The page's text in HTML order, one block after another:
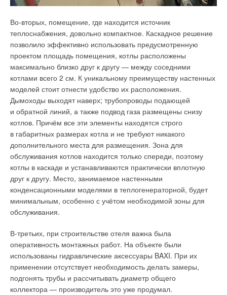
Во-вторых, помещение, где находится источник
теплоснабжения, довольно компактное. Каскадное решение
позволило эффективно использовать предусмотренную
проектом площадь помещения, котлы расположены
максимально близко друг к другу — между соседними
котлами всего 2 см. К уникальному преимуществу настенных
моделей стоит отнести удобство их расположения.
Дымоходы выходят наверх; трубопроводы подающей
и обратной линий, а также подвод газа размещены снизу
котлов. Причём все эти элементы находятся строго
в габаритных размерах котла и не требуют никакого
дополнительного места для размещения. Зона для
обслуживания котлов находится только спереди, поэтому
котлы в каскаде и устанавливаются практически вплотную
друг к другу. Место, занимаемое настенными
конденсационными моделями в теплогенераторной, будет
минимальным, особенно с учётом необходимой зоны для
обслуживания.
В-третьих, при строительстве отеля важна была
оперативность монтажных работ. На объекте были
использованы гидравлические аксессуары BAXI. При их
применении отсутствует необходимость делать замеры,
подгонять трубы и рассчитывать диаметр общего
коллектора — производитель это уже продумал.
Фото 3. Монтаж геотермального контура
Для уменьшения капитальных вложений в проекте стояла
задача снизить затраты на геотермальный контур, используя
свободную территорию, в избытке предоставленную возле
учреждения. Поэтому была выбрана простая, но надёжная
схема с горизонтальным геотермальным контуром (фото 3
DN25, уложенных в траншеи длиной примерно по 50 м
и шириной 0,6 м. Расстояние между траншеями составило
0,6 м, глубина залегания труб — 1,3 м.
Работа над проектом продолжалась около года ввиду его
нестандартности с точки зрения увязки всех инженерных
узлов между собой. Требовалось правильно распределить
тепловую нагрузку по отоплению, вентиляции и горячему
водоснабжению. Для этого проводилась плотная совместная
работа с архитекторами и проектировщиками объекта вплоть
до согласования расположения котельных агрегатов,
газопроводов, дымоходов, вентиляции и других элементов
с учётом удобства их эксплуатации и обслуживания.
В процессе проектирования максимально учитывались
широкие технические возможности современных котлов
WOLF с регулируемым режимом работы. Стало возможным
значительно экономить на вентиляции и отоплении объекта,
благодаря использованию модуляции котлов в диапазоне
%.
По завершении проекта, в соответствии с законодательством
РФ (№116-ФЗ), была проведена государственная экспертиза
проектной документации. Проверка прошла успешно, её
результат был занесён в базу Единого государственного
реестра заключений.